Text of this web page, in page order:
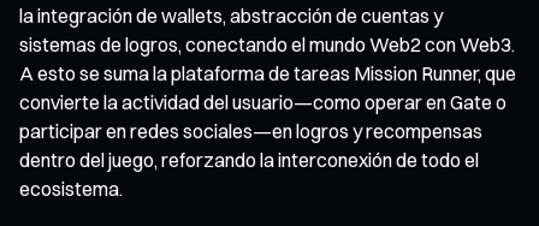
la integración de wallets, abstracción de cuentas y
sistemas de logros, conectando el mundo Web2 con Web3.
A esto se suma la plataforma de tareas Mission Runner, que
convierte la actividad del usuario—como operar en Gate o
participar en redes sociales—en logros y recompensas
dentro del juego, reforzando la interconexión de todo el
ecosistema.